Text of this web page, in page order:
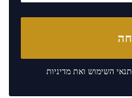
תנאי השימוש ואת מדיניות